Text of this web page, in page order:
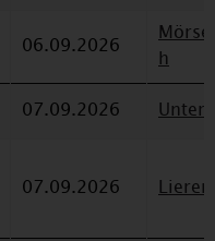
06.09.2026
h
07.09.2026
07.09.2026